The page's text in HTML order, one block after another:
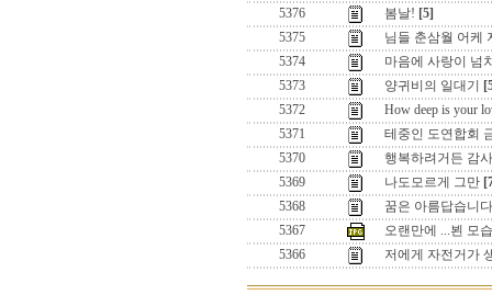
5376
봄날! [5]
5375
님들 춘삼월 어케
5374
마음에 사랑이 넘
5373
양귀비의 일대기
5372
How deep is your
5371
테중인 도연합회
5370
행복하려거든 감
5369
나도모르게 그만
5368
꿈은 아름답습니
5367
오랜만에 ...뵌 모습
5366
저에게 자전거가